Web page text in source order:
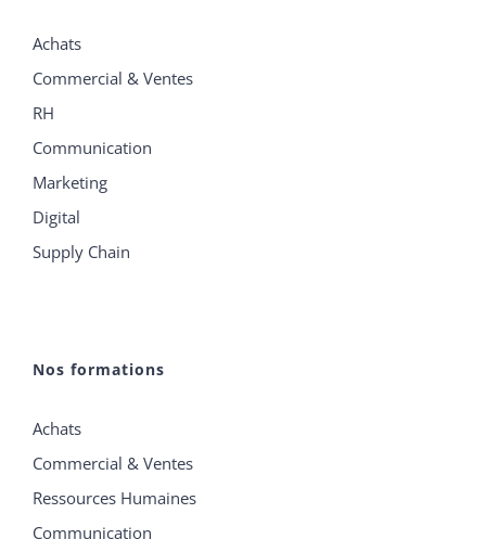
Achats
Commercial & Ventes
RH
Communication
Marketing
Digital
Supply Chain
Nos formations
Achats
Commercial & Ventes
Ressources Humaines
Communication